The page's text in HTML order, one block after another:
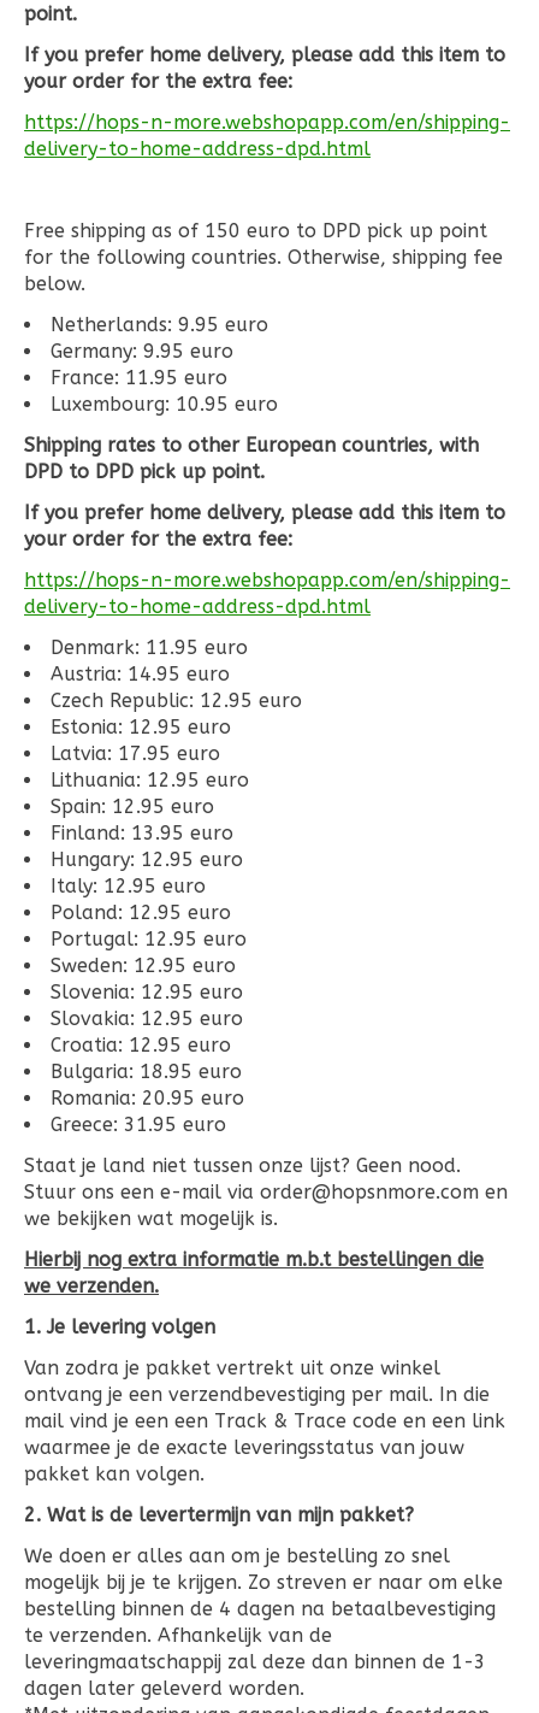
point.
If you prefer home delivery, please add this item to
your order for the extra fee:
https://hops-n-more.webshopapp.com/en/shipping-
delivery-to-home-address-dpd.html
Free shipping as of 150 euro to DPD pick up point
for the following countries. Otherwise, shipping fee
below.
Netherlands: 9.95 euro
Germany: 9.95 euro
France: 11.95 euro
Luxembourg: 10.95 euro
Shipping rates to other European countries, with
DPD to DPD pick up point.
If you prefer home delivery, please add this item to
your order for the extra fee:
https://hops-n-more.webshopapp.com/en/shipping-
delivery-to-home-address-dpd.html
Denmark: 11.95 euro
Austria: 14.95 euro
Czech Republic: 12.95 euro
Estonia: 12.95 euro
Latvia: 17.95 euro
Lithuania: 12.95 euro
Spain: 12.95 euro
Finland: 13.95 euro
Hungary: 12.95 euro
Italy: 12.95 euro
Poland: 12.95 euro
Portugal: 12.95 euro
Sweden: 12.95 euro
Slovenia: 12.95 euro
Slovakia: 12.95 euro
Croatia: 12.95 euro
Bulgaria: 18.95 euro
Romania: 20.95 euro
Greece: 31.95 euro
Staat je land niet tussen onze lijst? Geen nood.
Stuur ons een e-mail via order@hopsnmore.com en
we bekijken wat mogelijk is.
Hierbij nog extra informatie m.b.t bestellingen die
we verzenden.
1. Je levering volgen
Van zodra je pakket vertrekt uit onze winkel
ontvang je een verzendbevestiging per mail. In die
mail vind je een een Track & Trace code en een link
waarmee je de exacte leveringsstatus van jouw
pakket kan volgen.
2. Wat is de levertermijn van mijn pakket?
We doen er alles aan om je bestelling zo snel
mogelijk bij je te krijgen. Zo streven er naar om elke
bestelling binnen de 4 dagen na betaalbevestiging
te verzenden. Afhankelijk van de
leveringmaatschappij zal deze dan binnen de 1-3
dagen later geleverd worden.